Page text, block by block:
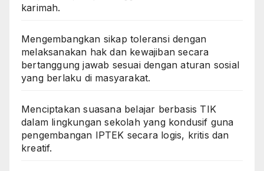
karimah.
Mengembangkan sikap toleransi dengan
melaksanakan hak dan kewajiban secara
bertanggung jawab sesuai dengan aturan sosial
yang berlaku di masyarakat.
Menciptakan suasana belajar berbasis TIK
dalam lingkungan sekolah yang kondusif guna
pengembangan IPTEK secara logis, kritis dan
kreatif.